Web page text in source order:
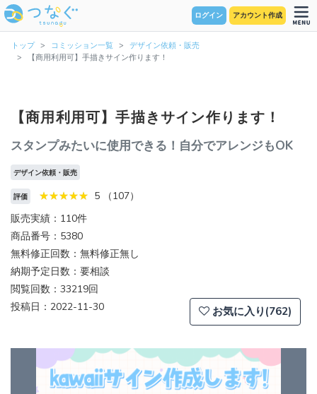
ログイン アカウント作成
トップ コミッション一覧
デザイン依頼・販売
【商用利用可】手描きサイン作ります！
【商用利用可】手描きサイン作ります！
スタンプみたいに使用できる！自分でアレンジもOK
デザイン依頼・販売
評価
5 （107）
販売実績：110件
商品番号：5380
無料修正回数：無料修正無し
納期予定日数：要相談
閲覧回数：33219回
投稿日：2022-11-30
お気に入り(762)